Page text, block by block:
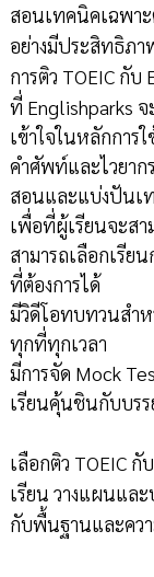
สอนเทคนิคเฉพา
อย่างมีประสิทธิภ
การติว TOEIC กับ
ที่ Englishparks
เข้าใจในหลักกา
คำศัพท์และไวยา
สอนและแบ่งปันเท
เพื่อที่ผู้เรียนจะส
สามารถเลือกเรีย
ที่ต้องการได้
มีวิดีโอทบทวนสำ
ทุกที่ทุกเวลา
มีการจัด Mock
เรียนคุ้นชินกับบรร
เลือกติว TOEIC กั
เรียน วางแผนแล
กับพื้นฐานและคว